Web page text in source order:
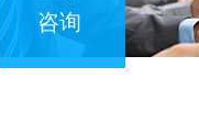
咨询